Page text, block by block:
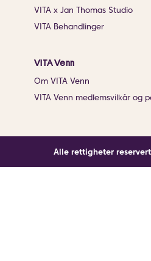
VITA x Jan Thomas Studio
VITA Behandlinger
VITA Venn
Om VITA Venn
VITA Venn medlemsvilkår og
Alle rettigheter